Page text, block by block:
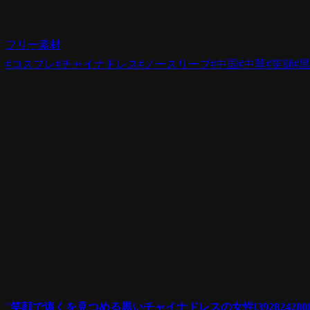
フリー素材
#コスプレ#チャイナドレス#ノースリーブ#中国#中華#笑顔#黒
"笑顔で遠くを見つめる黒いチャイナドレスの女性